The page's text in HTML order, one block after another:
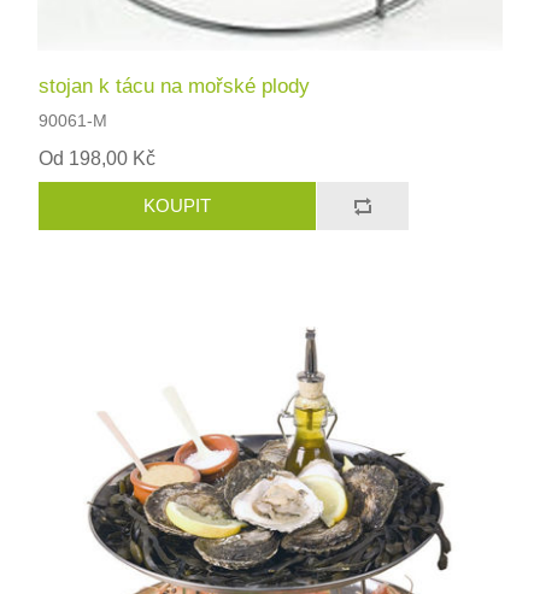
stojan k tácu na mořské plody
90061-M
Od 198,00 Kč